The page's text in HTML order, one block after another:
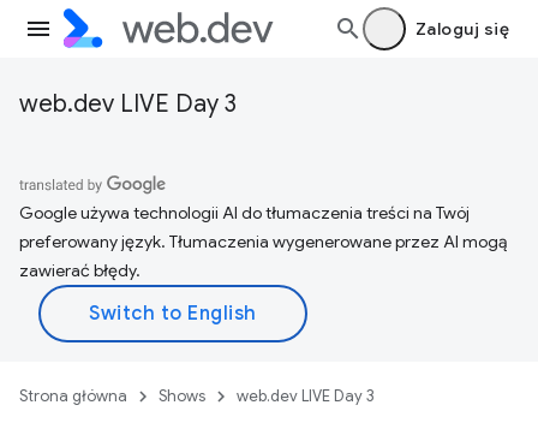
Zaloguj się
web.dev LIVE Day 3
Google używa technologii AI do tłumaczenia treści na Twój
preferowany język. Tłumaczenia wygenerowane przez AI mogą
zawierać błędy.
Strona główna Shows web.dev LIVE Day 3